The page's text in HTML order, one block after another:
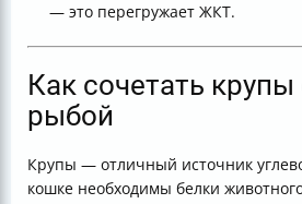
— это перегружает ЖКТ.
Как сочетать
рыбой
Крупы — отличный источник
кошке необходимы белки